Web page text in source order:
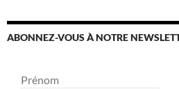
ABONNEZ-VOUS À NOTRE
Prénom